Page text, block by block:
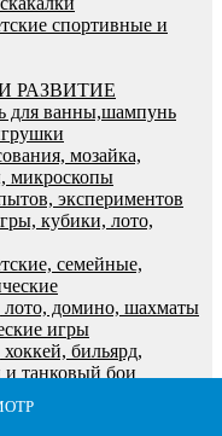
спортивные и
РАЗВИТИЕ
для ванны,шампунь
мозайка,
микроскопы
экспериментов
кубики, лото,
семейные,
домино, шахматы
игры
бильярд,
и танковый бои
для творчества, холсты,